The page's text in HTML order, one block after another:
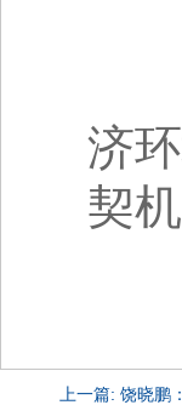
从
济
契
上一篇: 饶晓鹏